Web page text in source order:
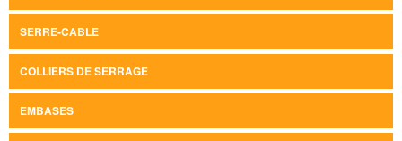
SERRE-CABLE
COLLIERS DE SERRAGE
EMBASES